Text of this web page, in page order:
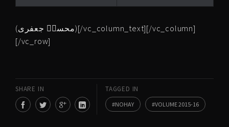
(محسنؔ جعفری)[/vc_column_text][/vc_column]
[/vc_row]
SHARE IN TAGGED IN
NOHAY VOLUME 2015-16